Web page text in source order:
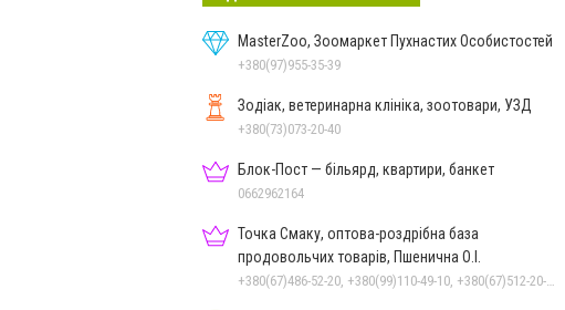
MasterZoo, Зоомаркет Пухнастих Особистостей
+380(97)955-35-39
Зодіак, ветеринарна клініка, зоотовари, УЗД
+380(73)073-20-40
Блок-Пост — більярд, квартири, банкет
0662962164
Точка Смаку, оптова-роздрібна база
продовольчих товарів, Пшенична О.І.